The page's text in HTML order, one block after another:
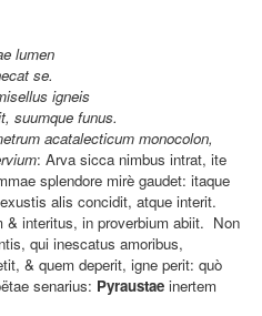
lumen
se.
igneis
suumque funus.
acatalecticum monocolon,
: Arva sicca nimbus intrat, ite
splendore mirè gaudet: itaque
alis concidit, atque interit.
& interitus, in proverbium abiit. Non
qui inescatus amoribus,
& quem deperit, igne perit: quò
senarius: Pyraustae inertem